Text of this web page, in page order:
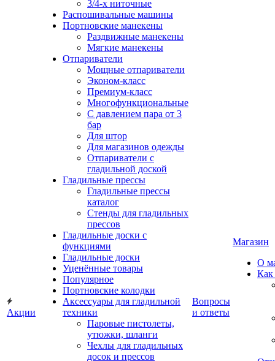
Акции
3/4-х ниточные
Распошивальные машины
Портновские манекены
Раздвижные манекены
Мягкие манекены
Отпариватели
Мощные отпариватели
Эконом-класс
Премиум-класс
Многофункциональные
С давлением пара от 3
бар
Для штор
Для магазинов одежды
Отпариватели с
гладильной доской
Гладильные прессы
Гладильные прессы
каталог
Стенды для гладильных
прессов
Гладильные доски с
функциями
Гладильные доски
Уценённые товары
Популярное
Портновские колодки
Аксессуары для гладильной
техники
Паровые пистолеты,
утюжки, шланги
Чехлы для гладильных
досок и прессов
Вопросы
и ответы
Магазин
О
Как